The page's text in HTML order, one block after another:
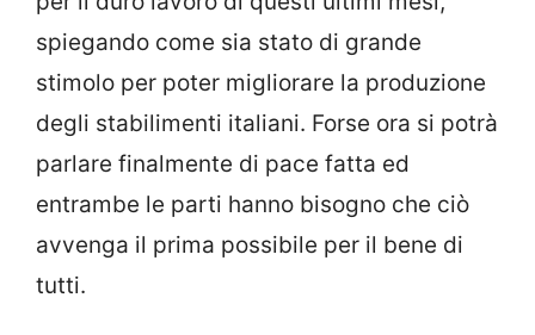
spiegando come sia stato di grande
stimolo per poter migliorare la produzione
degli stabilimenti italiani. Forse ora si potrà
parlare finalmente di pace fatta ed
entrambe le parti hanno bisogno che ciò
avvenga il prima possibile per il bene di
tutti.